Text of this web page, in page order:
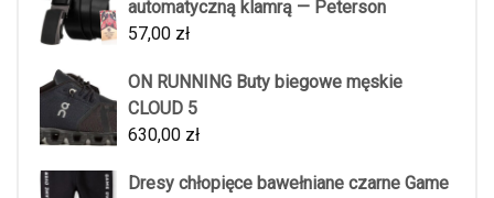
automatyczną klamrą — Peterson
57,00 zł
ON RUNNING Buty biegowe męskie
CLOUD 5
630,00 zł
Dresy chłopięce bawełniane czarne Game